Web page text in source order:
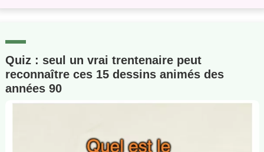
Quiz : seul un vrai trentenaire peut
reconnaître ces 15 dessins animés des
années 90